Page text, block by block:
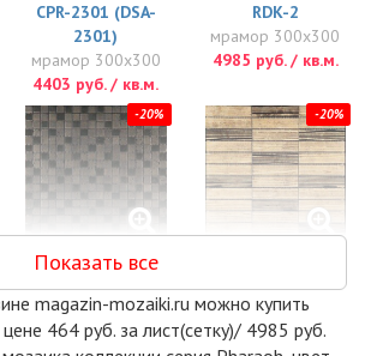
CPR-2301 (DSA-
2301)
мрамор 300x300
4403 руб. / кв.м.
RDK-2
мрамор 300x300
4985 руб. / кв.м.
-20%
RDK-1
мрамор 300x300
4985 руб. / кв.м.
-20%
мрамор 298x298
5179 руб. / кв.м.
Показать все
magazin-mozaiki.ru можно купить
464 руб. за лист(сетку)/ 4985 руб.